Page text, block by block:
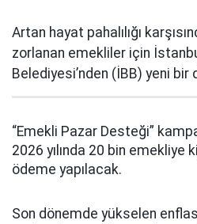
Artan hayat pahalılığı
zorlanan emekliler için
Belediyesi’nden (İBB) yeni bir
“Emekli Pazar Desteği”
2026 yılında 20 bin emekliye
ödeme yapılacak.
Son dönemde yükselen